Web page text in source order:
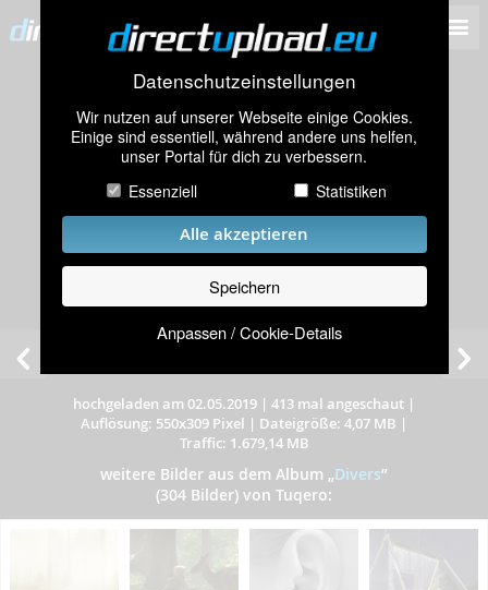
Datenschutzeinstellungen
Wir nutzen auf unserer Webseite einige Cookies.
Einige sind essentiell, während andere uns helfen,
unser Portal für dich zu verbessern.
Essenziell
Statistiken
Alle akzeptieren
Speichern
Anpassen / Cookie-Details
hochgeladen am 02.05.2019 | 413 mal angeschaut |
Auflösung: 550x309 Pixel | Dateigröße: 4,07 MB |
Traffic: 1.679,14 MB
weitere Bilder aus dem Album „Divers”
(304 Bilder) von Tuqero: